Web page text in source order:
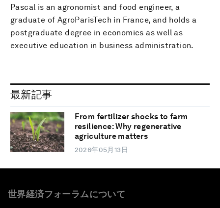
Pascal is an agronomist and food engineer, a
graduate of AgroParisTech in France, and holds a
postgraduate degree in economics as well as
executive education in business administration.
最新記事
From fertilizer shocks to farm
resilience: Why regenerative
agriculture matters
2026年05月13日
世界経済フォーラムについて